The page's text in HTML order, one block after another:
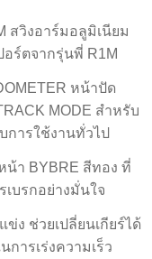
สวิงอาร์มอลูมิเนียม
ร์ตจากรุ่นพี่ R1M
หน้าปัด
MODE สำหรับ
การใช้งานทั่วไป
น้า BYBRE สีทอง ที่
บรกอย่างมั่นใจ
ง ช่วยเปลี่ยนเกียร์ได้
ารเร่งความเร็ว